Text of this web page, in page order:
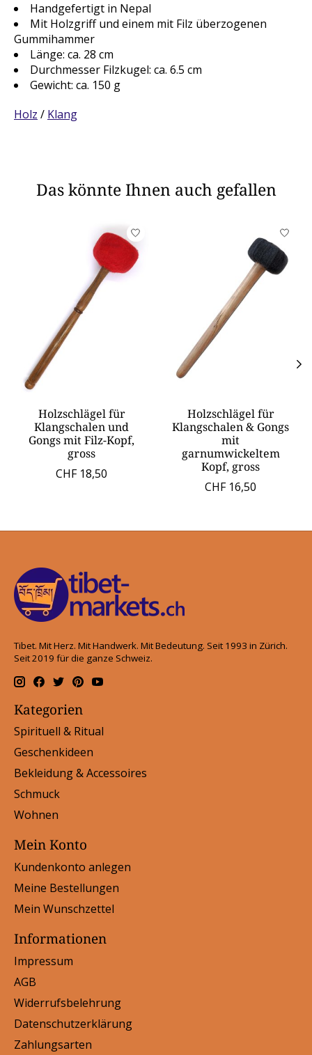
Handgefertigt in Nepal
Mit Holzgriff und einem mit Filz überzogenen
Gummihammer
Länge: ca. 28 cm
Durchmesser Filzkugel: ca. 6.5 cm
Gewicht: ca. 150 g
Holz / Klang
Das könnte Ihnen auch gefallen
Produkt-Karussell-Artikel
Holzschlägel für
Klangschalen und
Gongs mit Filz-Kopf,
gross
CHF 18,50
Holzschlägel für
Klangschalen & Gongs
mit
garnumwickeltem
Kopf, gross
CHF 16,50
Tibet. Mit Herz. Mit Handwerk. Mit Bedeutung. Seit 1993 in Zürich.
Seit 2019 für die ganze Schweiz.
Kategorien
Spirituell & Ritual
Geschenkideen
Bekleidung & Accessoires
Schmuck
Wohnen
Mein Konto
Kundenkonto anlegen
Meine Bestellungen
Mein Wunschzettel
Informationen
Impressum
AGB
Widerrufsbelehrung
Datenschutzerklärung
Zahlungsarten